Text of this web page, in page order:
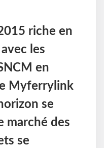
riche en
les
en
Myferrylink
se
marché des
se